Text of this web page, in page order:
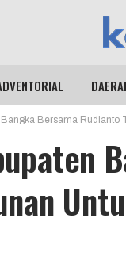
Bangka Bersama